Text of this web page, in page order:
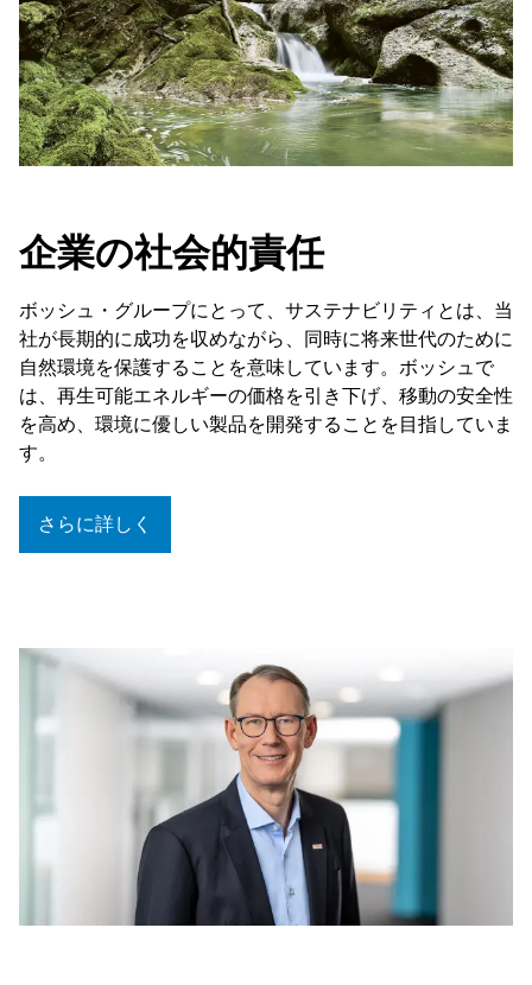
企業の社会的責任
ボッシュ・グループにとって、サステナビリティとは、当
社が長期的に成功を収めながら、同時に将来世代のために
自然環境を保護することを意味しています。ボッシュで
は、再生可能エネルギーの価格を引き下げ、移動の安全性
を高め、環境に優しい製品を開発することを目指していま
す。
さらに詳しく